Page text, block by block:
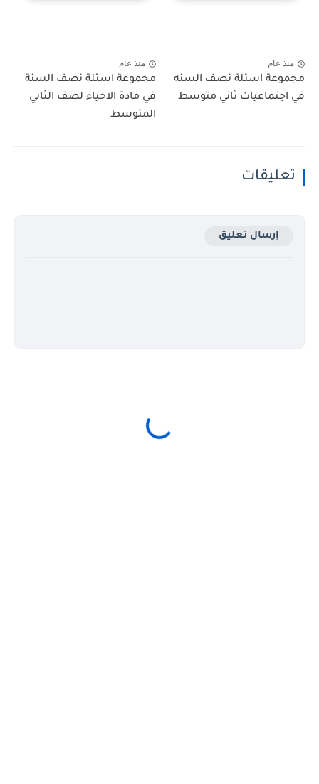
منذ عام
مجموعة اسئلة نصف السنه
في اجتماعيات ثاني متوسط
منذ عام
مجموعة اسئلة نصف السنة
في مادة الاحياء لصف الثاني
المتوسط
تعليقات
إرسال تعليق